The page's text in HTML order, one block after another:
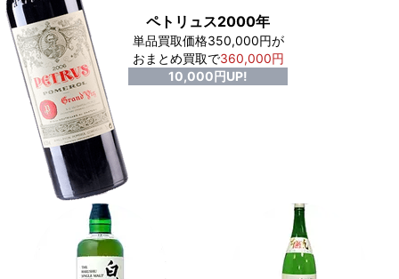
ペトリュス2000年
単品買取価格350,000円が
おまとめ買取で360,000円
10,000円UP!